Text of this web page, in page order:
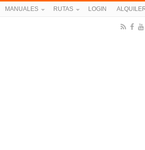
MANUALES RUTAS LOGIN